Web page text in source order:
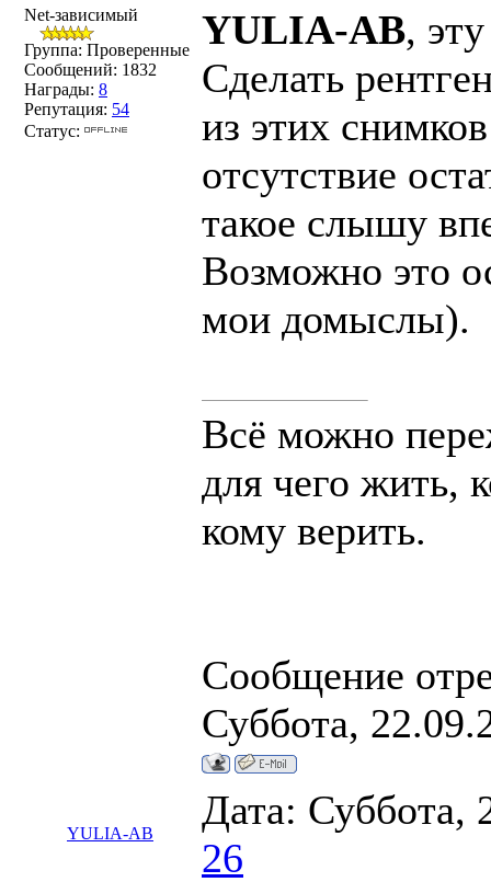
Net-зависимый
Группа: Проверенные
Сообщений: 1832
Награды: 8
Репутация: 54
Статус:
YULIA-AB,
Сделать
из этих
отсутствие
такое слышу
Возможно это
мои домыслы).
Всё можно
для чего жить,
кому верить.
Сообщение
Суббота,
YULIA-AB
Дата: Суббота,
26